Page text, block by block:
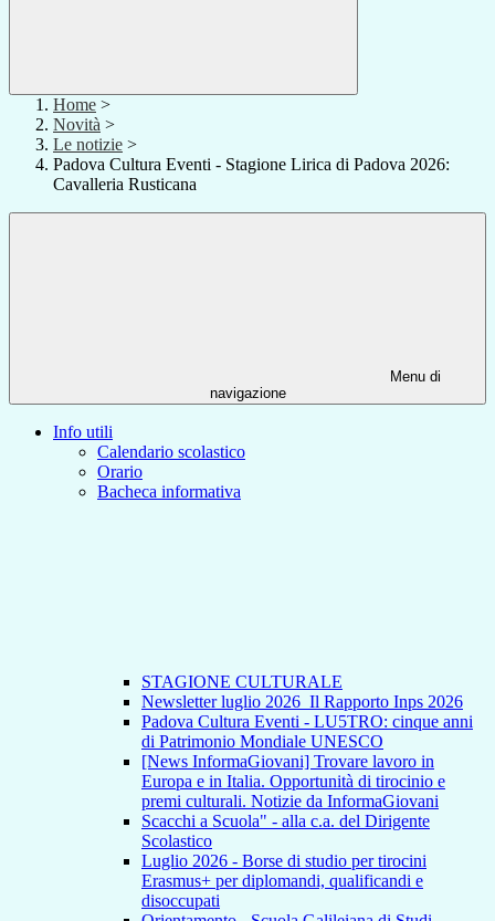
Home >
Novità >
Le notizie >
Padova Cultura Eventi - Stagione Lirica di Padova 2026:
Cavalleria Rusticana
Menu di
navigazione
Info utili
Calendario scolastico
Orario
Bacheca informativa
STAGIONE CULTURALE
Newsletter luglio 2026_Il Rapporto Inps 2026
Padova Cultura Eventi - LU5TRO: cinque anni
di Patrimonio Mondiale UNESCO
[News InformaGiovani] Trovare lavoro in
Europa e in Italia. Opportunità di tirocinio e
premi culturali. Notizie da InformaGiovani
Scacchi a Scuola" - alla c.a. del Dirigente
Scolastico
Luglio 2026 - Borse di studio per tirocini
Erasmus+ per diplomandi, qualificandi e
disoccupati